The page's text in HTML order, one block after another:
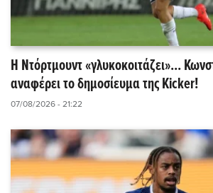
Η Ντόρτμουντ «γλυκοκοιτάζει»...
αναφέρει το δημοσίευμα της Kicker!
07/08/2026 - 21:22